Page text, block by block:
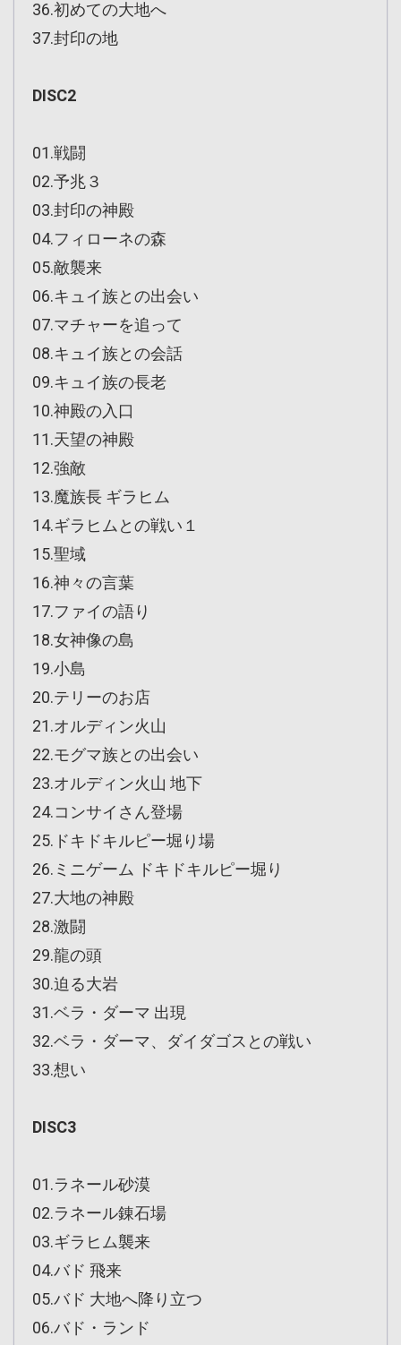
36.初めての大地へ
37.封印の地
DISC2
01.戦闘
02.予兆３
03.封印の神殿
04.フィローネの森
05.敵襲来
06.キュイ族との出会い
07.マチャーを追って
08.キュイ族との会話
09.キュイ族の長老
10.神殿の入口
11.天望の神殿
12.強敵
13.魔族長 ギラヒム
14.ギラヒムとの戦い１
15.聖域
16.神々の言葉
17.ファイの語り
18.女神像の島
19.小島
20.テリーのお店
21.オルディン火山
22.モグマ族との出会い
23.オルディン火山 地下
24.コンサイさん登場
25.ドキドキルピー堀り場
26.ミニゲーム ドキドキルピー堀り
27.大地の神殿
28.激闘
29.龍の頭
30.迫る大岩
31.ベラ・ダーマ 出現
32.ベラ・ダーマ、ダイダゴスとの戦い
33.想い
DISC3
01.ラネール砂漠
02.ラネール錬石場
03.ギラヒム襲来
04.バド 飛来
05.バド 大地へ降り立つ
06.バド・ランド